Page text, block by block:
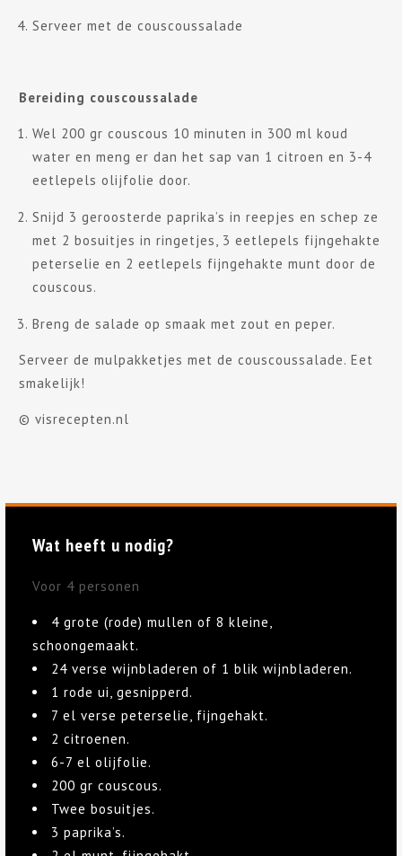
Serveer met de couscoussalade
Bereiding couscoussalade
Wel 200 gr couscous 10 minuten in 300 ml koud
water en meng er dan het sap van 1 citroen en 3-4
eetlepels olijfolie door.
Snijd 3 geroosterde paprika’s in reepjes en schep ze
met 2 bosuitjes in ringetjes, 3 eetlepels fijngehakte
peterselie en 2 eetlepels fijngehakte munt door de
couscous.
Breng de salade op smaak met zout en peper.
Serveer de mulpakketjes met de couscoussalade. Eet
smakelijk!
© visrecepten.nl
Wat heeft u nodig?
Voor 4 personen
4 grote (rode) mullen of 8 kleine,
schoongemaakt.
24 verse wijnbladeren of 1 blik wijnbladeren.
1 rode ui, gesnipperd.
7 el verse peterselie, fijngehakt.
2 citroenen.
6-7 el olijfolie.
200 gr couscous.
Twee bosuitjes.
3 paprika’s.